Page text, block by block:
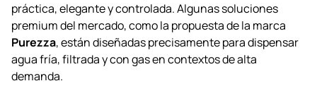
práctica, elegante y controlada. Algunas soluciones
premium del mercado, como la propuesta de la marca
Purezza, están diseñadas precisamente para dispensar
agua fría, filtrada y con gas en contextos de alta
demanda.